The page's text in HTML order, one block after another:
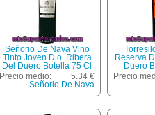
Señorio De Nava Vino
Tinto Joven D.o. Ribera
Del Duero Botella 75 Cl
Precio medio:
5.34 €
Señorio De Nava
Reserva
Duero
Precio